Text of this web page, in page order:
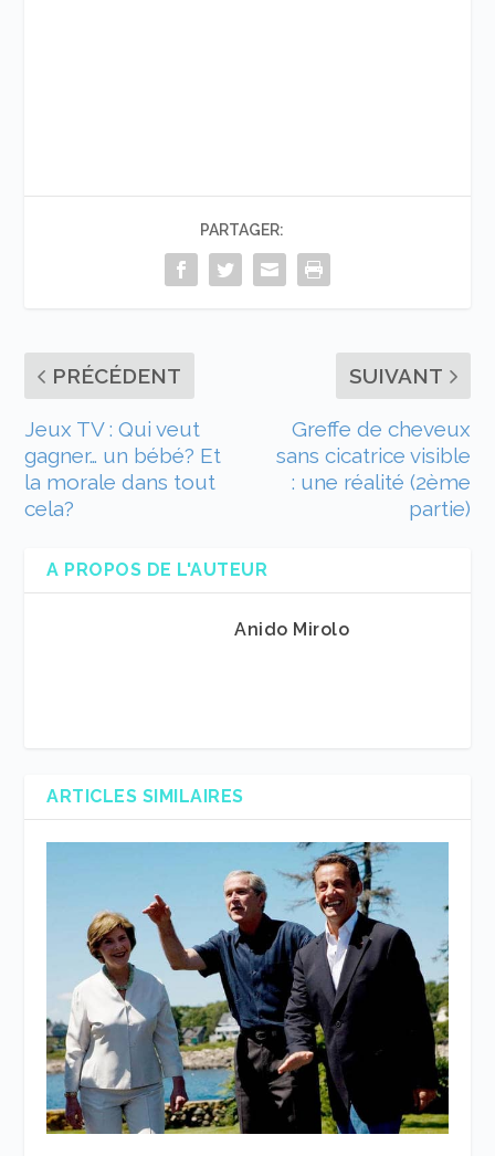
PARTAGER:
PRÉCÉDENT
Jeux TV : Qui veut
gagner… un bébé? Et
la morale dans tout
cela?
SUIVANT
Greffe de cheveux
sans cicatrice visible
: une réalité (2ème
partie)
A PROPOS DE L'AUTEUR
Anido Mirolo
ARTICLES SIMILAIRES